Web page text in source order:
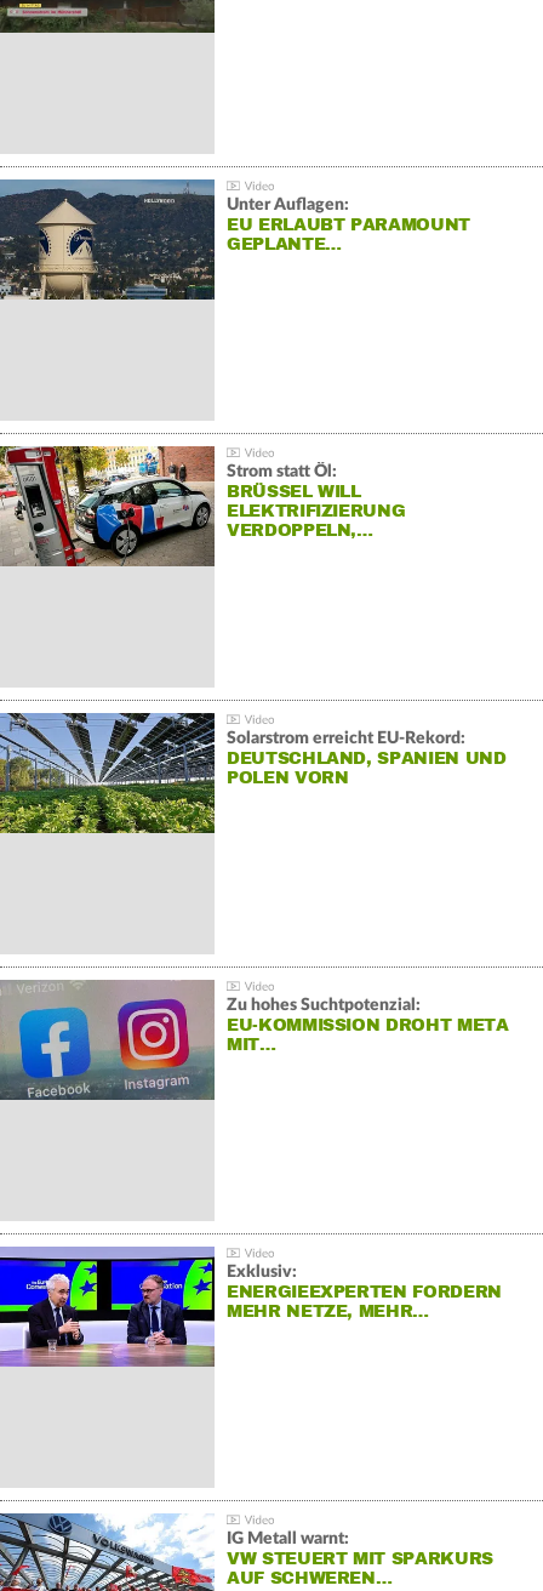
Unter Auflagen:
EU ERLAUBT PARAMOUNT
GEPLANTE…
Strom statt Öl:
BRÜSSEL WILL
ELEKTRIFIZIERUNG
VERDOPPELN,…
Solarstrom erreicht EU-Rekord:
DEUTSCHLAND, SPANIEN UND
POLEN VORN
Zu hohes Suchtpotenzial:
EU-KOMMISSION DROHT META
MIT…
Exklusiv:
ENERGIEEXPERTEN FORDERN
MEHR NETZE, MEHR…
IG Metall warnt:
VW STEUERT MIT SPARKURS
AUF SCHWEREN…